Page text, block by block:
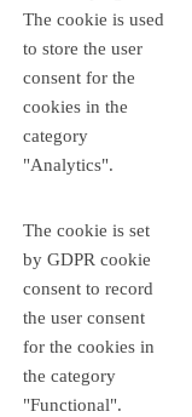
The cookie is used
to store the user
consent for the
cookies in the
category
"Analytics".
The cookie is set
by GDPR cookie
consent to record
the user consent
for the cookies in
the category
"Functional".